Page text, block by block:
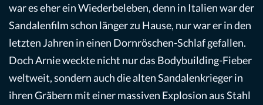
war es eher ein Wiederbeleben, denn in Italien war der
Sandalenfilm schon länger zu Hause, nur war er in den
letzten Jahren in einen Dornröschen-Schlaf gefallen.
Doch Arnie weckte nicht nur das Bodybuilding-Fieber
weltweit, sondern auch die alten Sandalenkrieger in
ihren Gräbern mit einer massiven Explosion aus Stahl